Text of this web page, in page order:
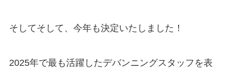
そしてそして、今年も決定いたしました！
2025年で最も活躍したデバンニングスタッフを表